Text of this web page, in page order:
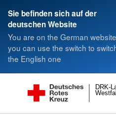
Sie befinden sich auf der
deutschen Website
You are on the German
you can use the switch to
the English one
DRK-